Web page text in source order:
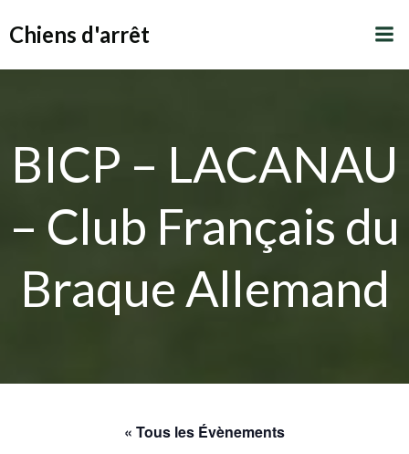
Chiens d'arrêt
BICP – LACANAU
– Club Français du
Braque Allemand
« Tous les Évènements